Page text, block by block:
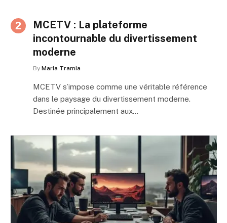
MCETV : La plateforme
incontournable du divertissement
moderne
By Maria Tramia
MCETV s’impose comme une véritable référence
dans le paysage du divertissement moderne.
Destinée principalement aux…